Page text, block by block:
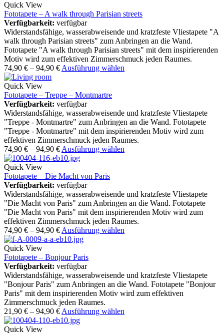
Quick View
Fototapete – A walk through Parisian streets
Verfügbarkeit: verfügbar
Widerstandsfähige, wasserabweisende und kratzfeste Vliestapete "A
walk through Parisian streets" zum Anbringen an die Wand.
Fototapete "A walk through Parisian streets" mit dem inspirierenden
Motiv wird zum effektiven Zimmerschmuck jeden Raumes.
74,90 € – 94,90 € Ausführung wählen
Quick View
Fototapete – Treppe – Montmartre
Verfügbarkeit: verfügbar
Widerstandsfähige, wasserabweisende und kratzfeste Vliestapete
"Treppe - Montmartre" zum Anbringen an die Wand. Fototapete
"Treppe - Montmartre" mit dem inspirierenden Motiv wird zum
effektiven Zimmerschmuck jeden Raumes.
74,90 € – 94,90 € Ausführung wählen
Quick View
Fototapete – Die Macht von Paris
Verfügbarkeit: verfügbar
Widerstandsfähige, wasserabweisende und kratzfeste Vliestapete
"Die Macht von Paris" zum Anbringen an die Wand. Fototapete
"Die Macht von Paris" mit dem inspirierenden Motiv wird zum
effektiven Zimmerschmuck jeden Raumes.
74,90 € – 94,90 € Ausführung wählen
Quick View
Fototapete – Bonjour Paris
Verfügbarkeit: verfügbar
Widerstandsfähige, wasserabweisende und kratzfeste Vliestapete
"Bonjour Paris" zum Anbringen an die Wand. Fototapete "Bonjour
Paris" mit dem inspirierenden Motiv wird zum effektiven
Zimmerschmuck jeden Raumes.
21,90 € – 94,90 € Ausführung wählen
Quick View